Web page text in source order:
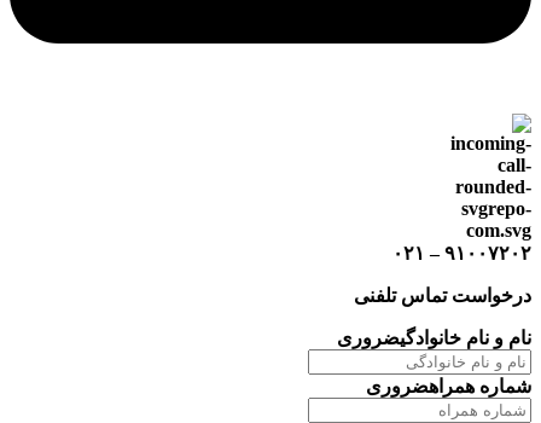
۹۱۰۰۷۲۰۲ – ۰۲۱
درخواست تماس تلفنی
نام و نام خانوادگیضروری
شماره همراهضروری